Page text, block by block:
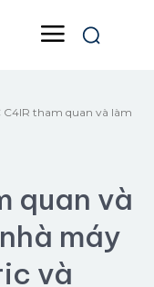
C4IR tham quan và làm
quan và
máy
và